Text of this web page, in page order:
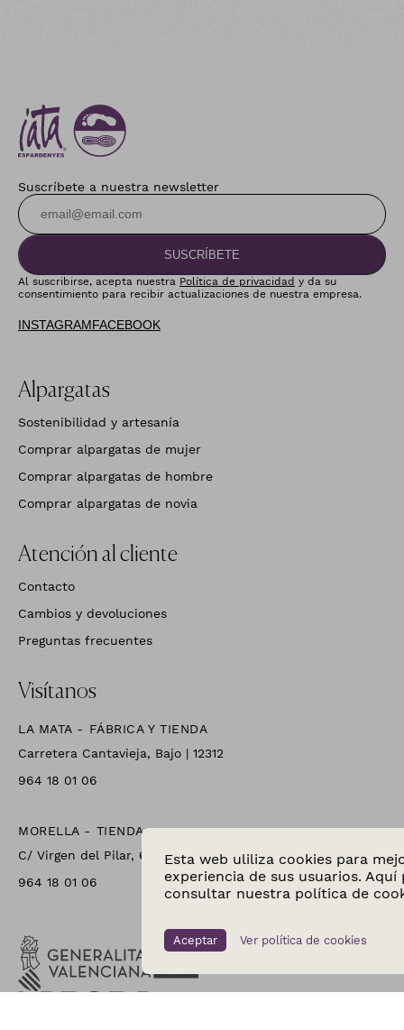
Esta web uliliza cookies para
experiencia de sus usuarios. Aquí
consultar nuestra política de
Aceptar Ver política de cookies
Suscríbete a nuestra newsletter
SUSCRÍBETE
Al suscribirse, acepta nuestra Política de privacidad y da su
consentimiento para recibir actualizaciones de nuestra empresa.
INSTAGRAMFACEBOOK
Alpargatas
Sostenibilidad y artesanía
Comprar alpargatas de mujer
Comprar alpargatas de hombre
Comprar alpargatas de novia
Atención al cliente
Contacto
Cambios y devoluciones
Preguntas frecuentes
Visítanos
LA MATA - FÁBRICA Y TIENDA
Carretera Cantavieja, Bajo | 12312
964 18 01 06
MORELLA - TIENDA
C/ Virgen del Pilar, 6 | 12300
964 18 01 06